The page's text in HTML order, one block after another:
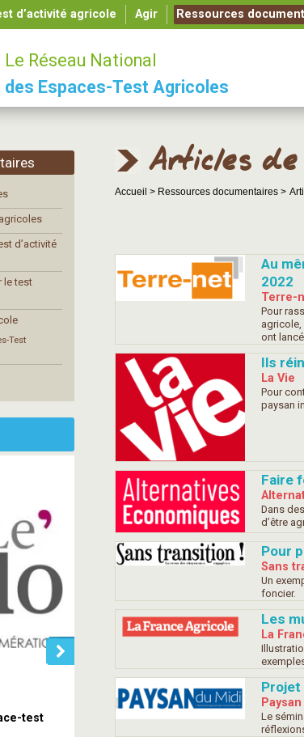
d’activité agricole Agir Ressources
Le Réseau National
des Espaces-Test Agricoles
Articles
Accueil > Ressources documentaires >
Au
2022
Terre-
Pour
agricole,
ont
Ils
La Vie
Pour
paysan
Faire
Dans
d’être
Pour
Sans
Un
foncier.
Les
La
Projet
Le
d’activité
le test
Test
test